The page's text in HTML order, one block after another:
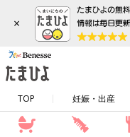
×
TOP 妊娠・出産